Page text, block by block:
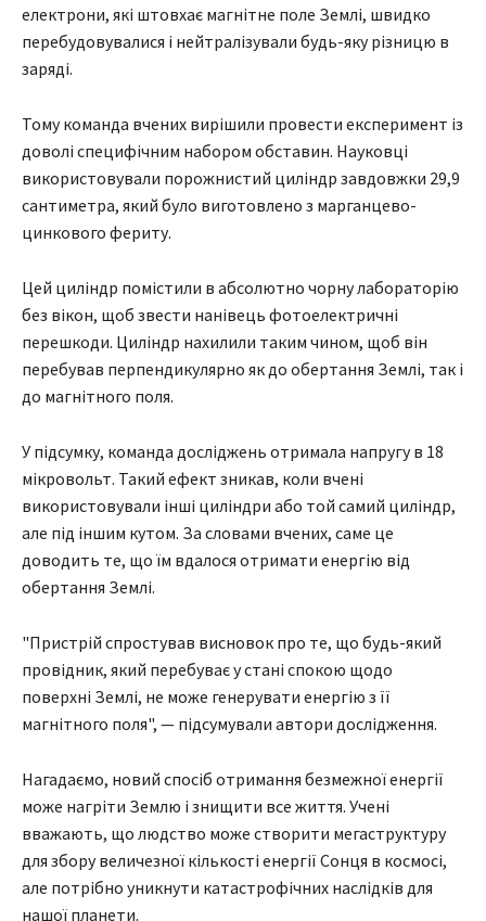
електрони, які штовхає магнітне поле Землі, швидко
перебудовувалися і нейтралізували будь-яку різницю в
заряді.
Тому команда вчених вирішили провести експеримент із
доволі специфічним набором обставин. Науковці
використовували порожнистий циліндр завдовжки 29,9
сантиметра, який було виготовлено з марганцево-
цинкового фериту.
Цей циліндр помістили в абсолютно чорну лабораторію
без вікон, щоб звести нанівець фотоелектричні
перешкоди. Циліндр нахилили таким чином, щоб він
перебував перпендикулярно як до обертання Землі, так і
до магнітного поля.
У підсумку, команда досліджень отримала напругу в 18
мікровольт. Такий ефект зникав, коли вчені
використовували інші циліндри або той самий циліндр,
але під іншим кутом. За словами вчених, саме це
доводить те, що їм вдалося отримати енергію від
обертання Землі.
"Пристрій спростував висновок про те, що будь-який
провідник, який перебуває у стані спокою щодо
поверхні Землі, не може генерувати енергію з її
магнітного поля", — підсумували автори дослідження.
Нагадаємо, новий спосіб отримання безмежної енергії
може нагріти Землю і знищити все життя. Учені
вважають, що людство може створити мегаструктуру
для збору величезної кількості енергії Сонця в космосі,
але потрібно уникнути катастрофічних наслідків для
нашої планети.